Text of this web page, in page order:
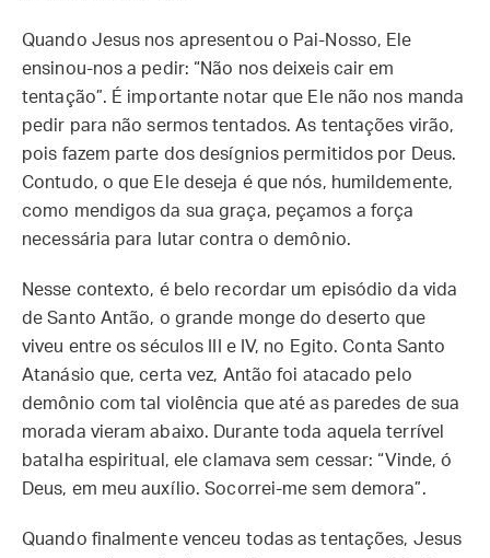
Quando Jesus nos apresentou o Pai-Nosso, Ele
ensinou-nos a pedir: “Não nos deixeis cair em
tentação”. É importante notar que Ele não nos manda
pedir para não sermos tentados. As tentações virão,
pois fazem parte dos desígnios permitidos por Deus.
Contudo, o que Ele deseja é que nós, humildemente,
como mendigos da sua graça, peçamos a força
necessária para lutar contra o demônio.
Nesse contexto, é belo recordar um episódio da vida
de Santo Antão, o grande monge do deserto que
viveu entre os séculos III e IV, no Egito. Conta Santo
Atanásio que, certa vez, Antão foi atacado pelo
demônio com tal violência que até as paredes de sua
morada vieram abaixo. Durante toda aquela terrível
batalha espiritual, ele clamava sem cessar: “Vinde, ó
Deus, em meu auxílio. Socorrei-me sem demora”.
Quando finalmente venceu todas as tentações, Jesus